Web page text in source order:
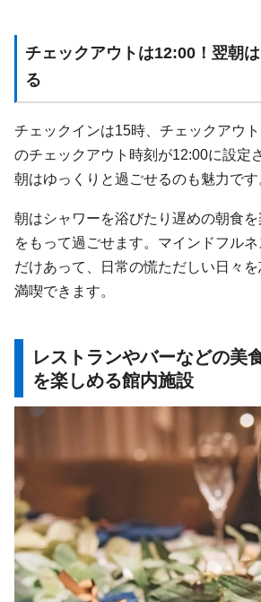
チェックアウトは12:00！翌朝
る
チェックインは15時、チェックアウ
のチェックアウト時刻が12:00に設定
朝はゆっくりと過ごせるのも魅力です
朝はシャワーを浴びたり遅めの朝食
をもって過ごせます。マインドフル
だけあって、日常の慌ただしい日々
満喫できます。
レストランやバーなどの美
を楽しめる館内施設